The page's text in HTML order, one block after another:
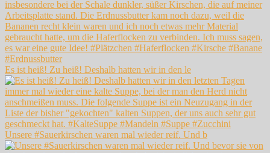
Es ist heiß! Zu heiß! Deshalb hatten wir in den le
Unsere #Sauerkirschen waren mal wieder reif. Und b